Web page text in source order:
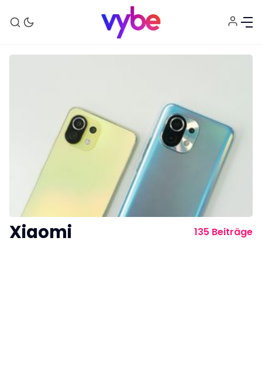
Aktuelles
Technik
Xiaomi 135 Beiträge